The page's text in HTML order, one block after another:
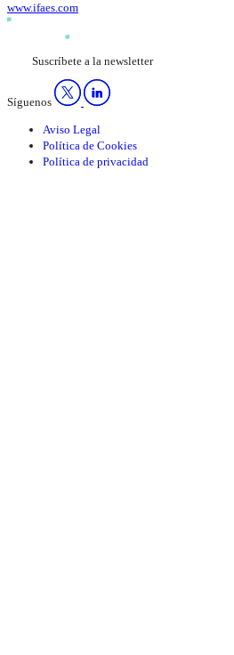
www.ifaes.com
Suscríbete a la newsletter
Síguenos
Aviso Legal
Política de Cookies
Política de privacidad